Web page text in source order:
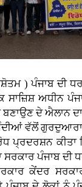
) ਪੰਜਾਬ ਦੀ
ਸਾਜ਼ਿਸ਼ ਅਧੀਨ
ਦੇ ਐਲਾਨ
ਵੱਲੋਂ
ਪ੍ਰਦਰਸ਼ਨ
ਸਰਕਾਰ ਪੰਜਾਬ ਦੀ
ਕੇਂਦਰ